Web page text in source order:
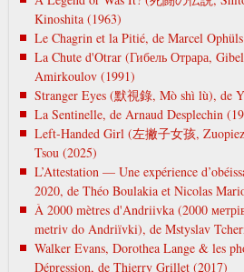
Kinoshita (1963)
Le Chagrin et la Pitié, de Marcel
La Chute d'Otrar (Гибель Отрара,
Amirkoulov (1991)
Stranger Eyes (默視錄, Mò shì lù), de
La Sentinelle, de Arnaud Desplechin
Left-Handed Girl (左撇子女孩,
Tsou (2025)
L’Attestation — Une expérience
2020, de Théo Boulakia et Nicolas
À 2000 mètres d'Andriivka (2000
metrіv do Andrіїvki), de Mstyslav
Walker Evans, Dorothea Lange & les
Dépression, de Thierry Grillet (2017)